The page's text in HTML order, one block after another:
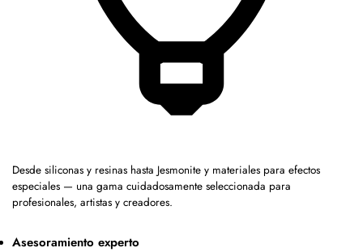
Desde siliconas y resinas hasta Jesmonite y materiales para efectos
especiales — una gama cuidadosamente seleccionada para
profesionales, artistas y creadores.
Asesoramiento experto